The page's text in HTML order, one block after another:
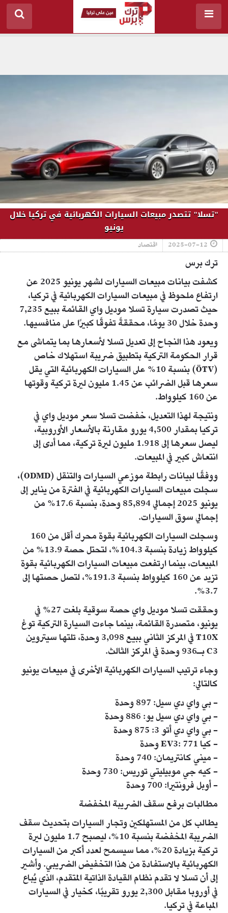
"تسلا" تتصدر مبيعات السيارات الكهربائية في تركيا خلال
يونيو
2025-07-12 اقتصاد
ترك برس
كشفت بيانات مبيعات السيارات لشهر يونيو 2025 عن
ارتفاع ملحوظ في مبيعات السيارات الكهربائية في تركيا،
حيث تصدرت سيارة تسلا موديل واي القائمة ببيع 7,235
وحدة خلال 30 يومًا، محققةً تفوقًا كبيرًا على منافسيها.
ويعود هذا النجاح إلى تعديل تسلا لأسعارها بما يتماشى مع
قرار الحكومة التركية بتطبيق ضريبة استهلاك خاص
(ÖTV) بنسبة 10% على السيارات الكهربائية التي يقل
سعرها قبل الضرائب عن 1.45 مليون ليرة تركية وقوتها
عن 160 كيلوواط.
ونتيجة لهذا التعديل، خفضت تسلا سعر موديل واي في
تركيا بمقدار 4,500 يورو مقارنة بالأسعار الأوروبية،
ليصل سعرها إلى 1.918 مليون ليرة تركية، مما أدى إلى
انتعاش كبير في المبيعات.
ووفقًا لبيانات رابطة موزعي السيارات والتنقل (ODMD)،
سجلت مبيعات السيارات الكهربائية في الفترة من يناير إلى
يونيو 2025 إجمالي 85,894 وحدة، بنسبة 17.6% من
إجمالي سوق السيارات.
وسجلت السيارات الكهربائية بقوة محرك أقل من 160
كيلوواط زيادة بنسبة 104.3%، لتحتل حصة 13.9% من
المبيعات، بينما ارتفعت مبيعات السيارات الكهربائية بقوة
تزيد عن 160 كيلوواط بنسبة 191.3%، لتصل حصتها إلى
3.7%.
وحققت تسلا موديل واي حصة سوقية بلغت 27% في
يونيو، متصدرة القائمة، بينما جاءت السيارة التركية توغ
T10X في المركز الثاني ببيع 3,098 وحدة، تلتها سيتروين
C3 بـ936 وحدة في المركز الثالث.
وجاء ترتيب السيارات الكهربائية الأخرى في مبيعات يونيو
كالتالي:
- بي واي دي سيل: 897 وحدة
- بي واي دي سيل يو: 886 وحدة
- بي واي دي أتو 3: 875 وحدة
- كيا EV3: 771 وحدة
- ميني كانتريمان: 740 وحدة
- كيه جي موبيليتي توريس: 730 وحدة
- أوبل فرونتيرا: 700 وحدة
مطالبات برفع سقف الضريبة المخفضة
يطالب كل من المستهلكين وتجار السيارات بتحديث سقف
الضريبة المخفضة بنسبة 10%، ليصبح 1.7 مليون ليرة
تركية بزيادة 20%، مما سيسمح لعدد أكبر من السيارات
الكهربائية بالاستفادة من هذا التخفيض الضريبي. وأشير
إلى أن تسلا لا تقدم نظام القيادة الذاتية المتقدم، الذي يُباع
في أوروبا مقابل 2,300 يورو تقريبًا، كخيار في السيارات
المباعة في تركيا.